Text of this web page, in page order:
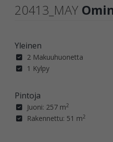
20413_MAY
Yleinen
2 Makuuhuonetta
1 Kylpy
Pintoja
Juoni: 257 m2
Rakennettu: 51 m2